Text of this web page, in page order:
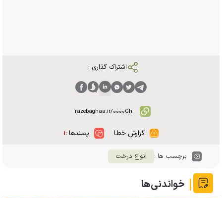
اشتراک گذاری :
گزارش خطا پسندها :۱
برچسب ها : انواع درخت
خواندنی‌ها